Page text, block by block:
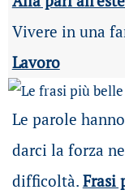
Vivere in una
Lavoro
Le parole
darci la forza
difficoltà. Frasi